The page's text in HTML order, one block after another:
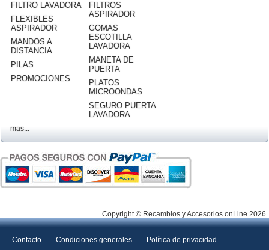
FILTRO LAVADORA
FLEXIBLES
ASPIRADOR
MANDOS A
DISTANCIA
PILAS
PROMOCIONES
FILTROS
ASPIRADOR
GOMAS
ESCOTILLA
LAVADORA
MANETA DE
PUERTA
PLATOS
MICROONDAS
SEGURO PUERTA
LAVADORA
mas...
Copyright © Recambios y Accesorios onLine 2026
Contacto Condiciones generales Política de privacidad